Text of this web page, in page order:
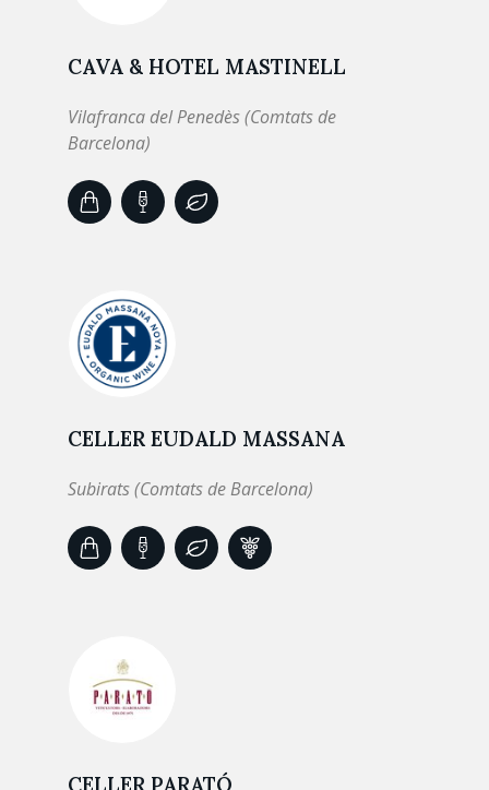
CAVA & HOTEL MASTINELL
Vilafranca del Penedès (Comtats de
Barcelona)
CELLER EUDALD MASSANA
Subirats (Comtats de Barcelona)
CELLER PARATÓ